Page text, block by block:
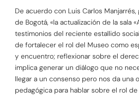
De acuerdo con Luis Carlos
de Bogotá, «la actualización de la sala
testimonios del reciente estallido
de fortalecer el rol del Museo como
y encuentro; reflexionar sobre el
implica generar un diálogo que no
llegar a un consenso pero nos da una
pedagógica para hablar sobre el rol